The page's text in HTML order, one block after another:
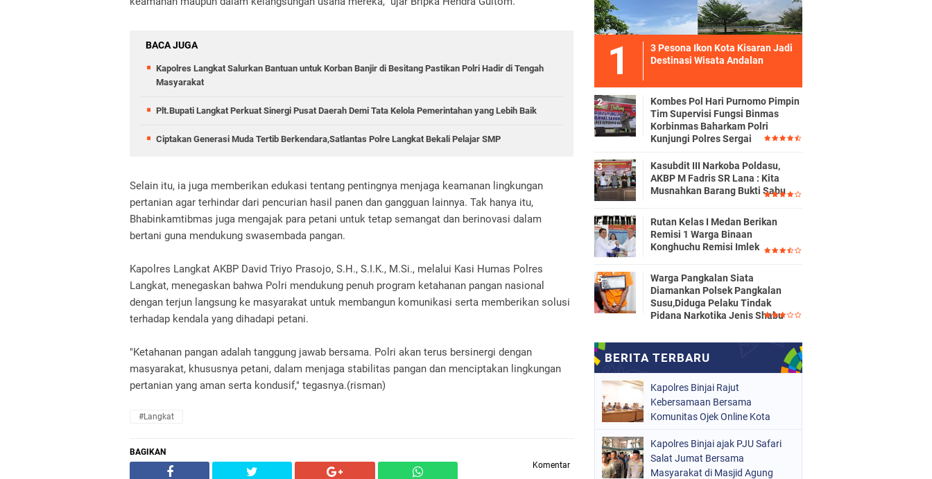
BACA JUGA
Kapolres Langkat Salurkan Bantuan untuk Korban Banjir di Besitang Pastikan Polri Hadir di Tengah
Masyarakat
Plt.Bupati Langkat Perkuat Sinergi Pusat Daerah Demi Tata Kelola Pemerintahan yang Lebih Baik
Ciptakan Generasi Muda Tertib Berkendara,Satlantas Polre Langkat Bekali Pelajar SMP
Selain itu, ia juga memberikan edukasi tentang pentingnya menjaga keamanan lingkungan
pertanian agar terhindar dari pencurian hasil panen dan gangguan lainnya. Tak hanya itu,
Bhabinkamtibmas juga mengajak para petani untuk tetap semangat dan berinovasi dalam
bertani guna mendukung swasembada pangan.
Kapolres Langkat AKBP David Triyo Prasojo, S.H., S.I.K., M.Si., melalui Kasi Humas Polres
Langkat, menegaskan bahwa Polri mendukung penuh program ketahanan pangan nasional
dengan terjun langsung ke masyarakat untuk membangun komunikasi serta memberikan solusi
terhadap kendala yang dihadapi petani.
"Ketahanan pangan adalah tanggung jawab bersama. Polri akan terus bersinergi dengan
masyarakat, khususnya petani, dalam menjaga stabilitas pangan dan menciptakan lingkungan
pertanian yang aman serta kondusif," tegasnya.(risman)
#Langkat
BAGIKAN
Komentar
3 Pesona Ikon Kota Kisaran Jadi
Destinasi Wisata Andalan
Kombes Pol Hari Purnomo Pimpin
Tim Supervisi Fungsi Binmas
Korbinmas Baharkam Polri
Kunjungi Polres Sergai
Kasubdit III Narkoba Poldasu,
AKBP M Fadris SR Lana : Kita
Musnahkan Barang Bukti Sabu
Rutan Kelas I Medan Berikan
Remisi 1 Warga Binaan
Konghuchu Remisi Imlek
Warga Pangkalan Siata
Diamankan Polsek Pangkalan
Susu,Diduga Pelaku Tindak
Pidana Narkotika Jenis Shabu
Kapolres Binjai Rajut
Kebersamaan Bersama
Komunitas Ojek Online Kota
Kapolres Binjai ajak PJU Safari
Salat Jumat Bersama
Masyarakat di Masjid Agung